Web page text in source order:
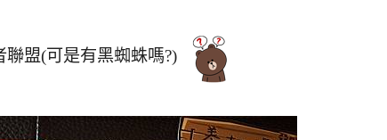
是有黑蜘蛛嗎?)